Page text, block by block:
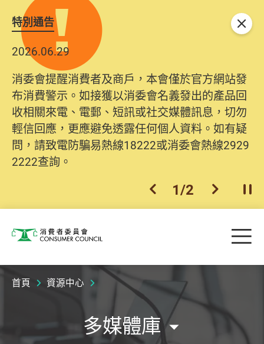
特別通告
2026.06.29
消委會提醒消費者及商戶，本會僅於官方網站發
布消費警示。如接獲以消委會名義發出的產品回
收相關來電、電郵、短訊或社交媒體訊息，切勿
輕信回應，更應避免透露任何個人資料。如有疑
問，請致電防騙易熱線18222或消委會熱線2929
2222查詢。
2025.10.31
為提升使用者體驗及網絡安全，本會的投訴處理
系統已經進行升級及推出新功能。由2025年11月
10日起，消費者需要提供基本聯絡資料（包括姓
名、電郵及電話）註冊帳戶，才可提交投訴、查
詢及建議。所有提交紀錄將清晰整合於帳戶中，
方便日後作出跟進。
上一個
2/2 下一個開
關閉
消費者委員會 目
首頁 資源中心
多媒體庫